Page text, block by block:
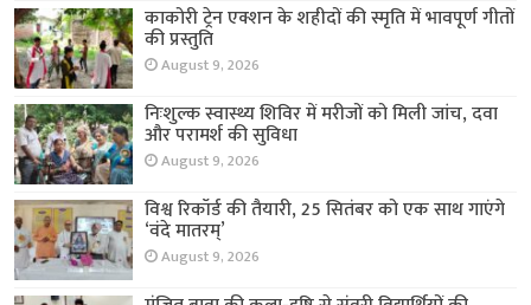
काकोरी ट्रेन एक्शन के शहीदों की स्मृति में भावपूर्ण गीतों
की प्रस्तुति
August 9, 2026
निःशुल्क स्वास्थ्य शिविर में मरीजों को मिली जांच, दवा
और परामर्श की सुविधा
August 9, 2026
विश्व रिकॉर्ड की तैयारी, 25 सितंबर को एक साथ गाएंगे
‘वंदे मातरम्’
August 9, 2026